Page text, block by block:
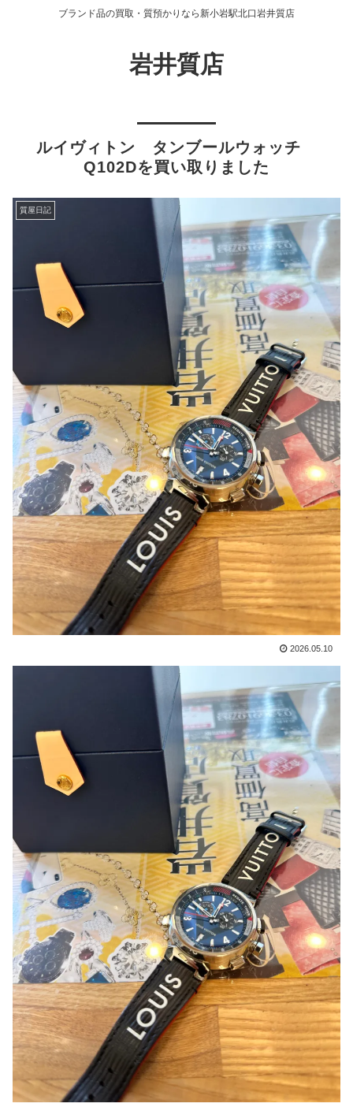
ブランド品の買取・質預かりなら新小岩駅北口岩井質店
岩井質店
ルイヴィトン タンブールウォッチ
Q102Dを買い取りました
質屋日記
2026.05.10